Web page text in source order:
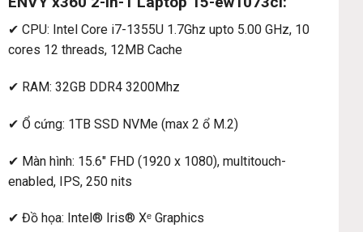
✔ CPU: Intel Core i7-1355U 1.7Ghz upto 5.00 GHz, 10
cores 12 threads, 12MB Cache
✔ RAM: 32GB DDR4 3200Mhz
✔ Ổ cứng: 1TB SSD NVMe (max 2 ổ M.2)
✔ Màn hình: 15.6″ FHD (1920 x 1080), multitouch-
enabled, IPS, 250 nits
✔ Đồ họa: Intel® Iris® Xᵉ Graphics